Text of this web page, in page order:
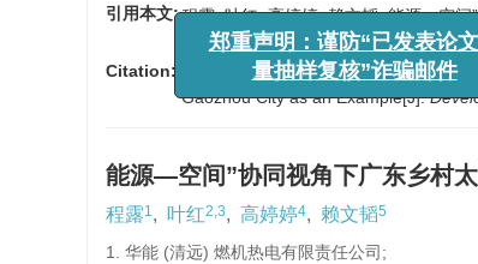
引用本文:程露, 叶红, 高婷婷, 赖文韬. 能源—空
DOI:10.3969/j.issn.1009-
Citation:
CHENG Lu, YE Hong, GAO
Gaozhou City as an Example[J].
能源—空间”协同视角下广东乡村
程露1, 叶红2,3, 高婷婷4, 赖文韬5
1. 华能 (清远) 燃机热电有限责任公司;
郑重声明：谨防“已发表
量抽样复核”诈骗邮